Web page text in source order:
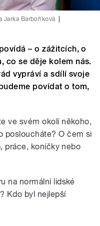
Barboříková
– o zážitcích, o
co se děje kolem nás.
vypráví a sdílí svoje
povídat o tom,
ve svém okolí někoho,
posloucháte? O čem si
práce, koníčky nebo
na normální lidské
Kdo byl nejlepší